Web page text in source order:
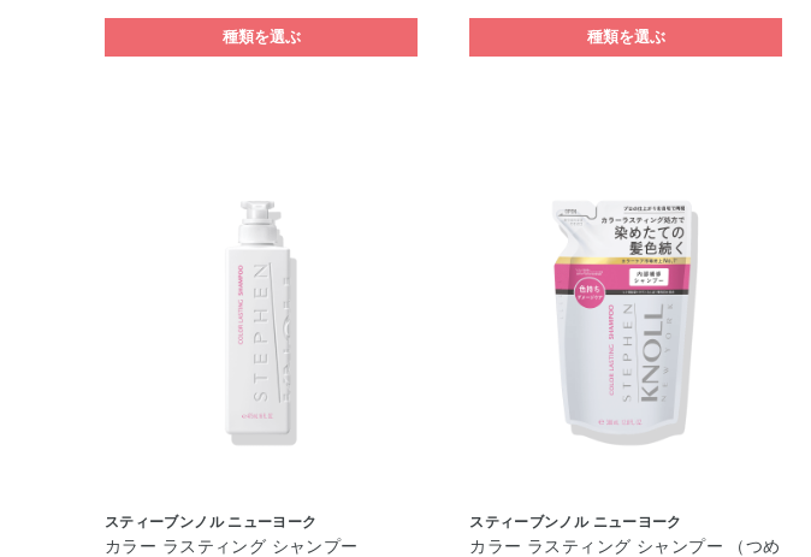
種類を選ぶ 種類を選ぶ
スティーブンノル ニューヨーク
カラー ラスティング シャンプー
スティーブンノル ニューヨーク
カラー ラスティング シャンプー （つめ